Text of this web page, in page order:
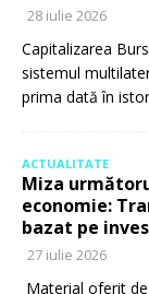
28 iulie 2026
Capitalizarea
sistemul
prima dată în
ACTUALITATE
Miza
economie:
bazat pe
27 iulie 2026
Material oferit